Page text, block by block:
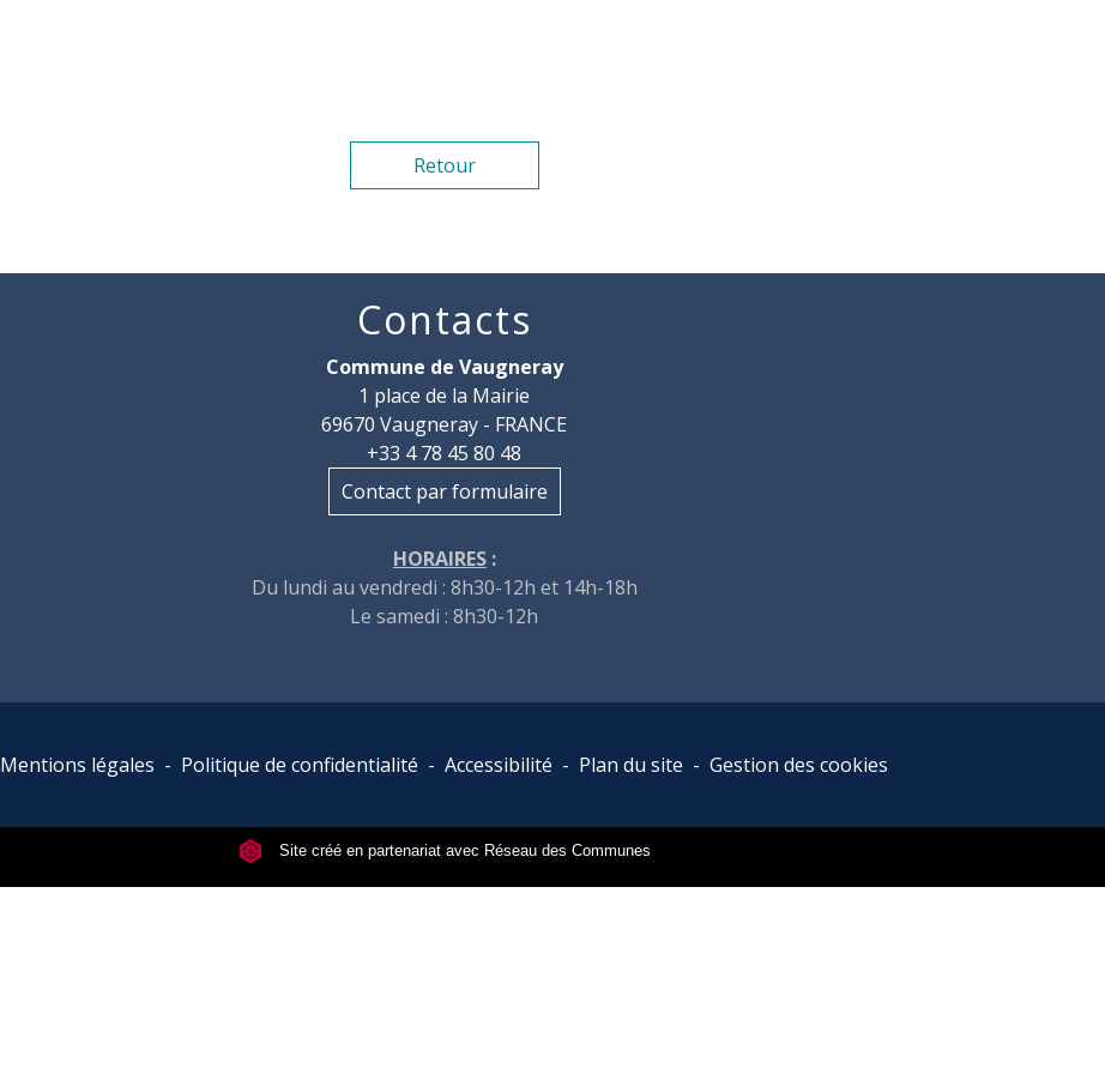
Retour
Contacts
Commune de Vaugneray
1 place de la Mairie
69670 Vaugneray - FRANCE
+33 4 78 45 80 48
Contact par formulaire
HORAIRES:
Du lundi au vendredi : 8h30-12h et 14h-18h
Le samedi : 8h30-12h
Mentions légales - Politique de confidentialité - Accessibilité - Plan du site - Gestion des cookies
Site créé en partenariat avec Réseau des Communes